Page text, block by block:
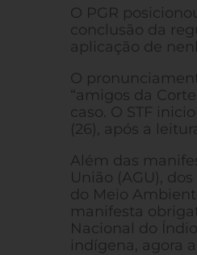
O PGR
conclusão da
aplicação de
O
“amigos da
caso. O STF
(26), após a
Além das
União (AGU),
do Meio
manifesta
Nacional do
indígena, agora